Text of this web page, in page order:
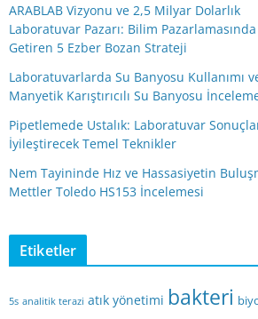
ARABLAB Vizyonu ve 2,5 Milyar Dolarlık
Laboratuvar Pazarı: Bilim Pazarlamasında
Getiren 5 Ezber Bozan Strateji
Laboratuvarlarda Su Banyosu Kullanımı
Manyetik Karıştırıcılı Su Banyosu
Pipetlemede Ustalık: Laboratuvar
İyileştirecek Temel Teknikler
Nem Tayininde Hız ve Hassasiyetin
Mettler Toledo HS153 İncelemesi
Etiketler
5s analitik terazi atık yönetimi bakteri